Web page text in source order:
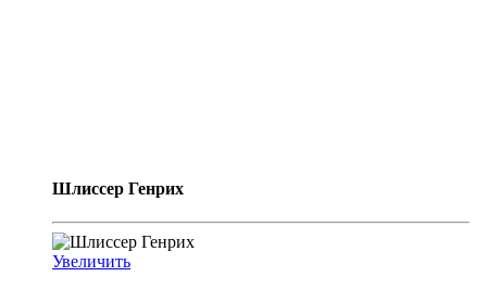
Шлиссер Генрих
Увеличить